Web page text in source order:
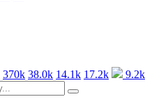
370k 38.0k 14.1k 17.2k 9.2k